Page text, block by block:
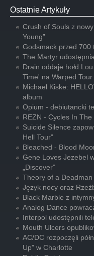
Ostatnie Artykuły
Crush of Souls z
Young”
Godsmack przed 700
The Martyr
Drain oddaje hołd
Time' na Warped Tour
Michael Kiske:
album
Opium - debiutancki
REZN - Cycles In
Suicide Silence
Hell Tour”
Bleached - Blood
Gene Loves Jezebel
„Discover”
Theory of a
Język nocy oraz
Black Marble z
Analog Dance
Interpol udostępnili
Mouth Ulcers
AC/DC rozpoczęli
Up” w Charlotte